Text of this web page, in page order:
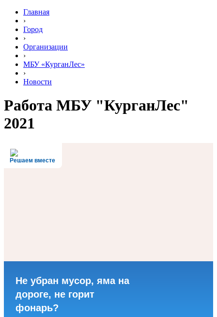
Главная
›
Город
›
Организации
›
МБУ «КурганЛес»
›
Новости
Работа МБУ "КурганЛес"
2021
Решаем вместе
Не убран мусор, яма на
дороге, не горит
фонарь?